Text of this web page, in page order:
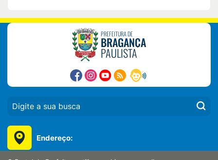
PREFEITURA DE
BRAGANÇA
PAULISTA
Endereço: